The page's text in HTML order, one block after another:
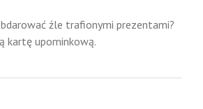
źle trafionymi prezentami?
kartę upominkową.